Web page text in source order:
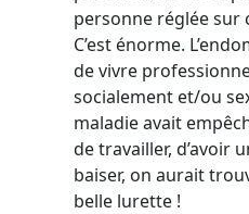
personne réglée sur
C’est énorme.
de vivre
socialement et/ou
maladie avait
de travailler, d’avoir
baiser, on aurait
belle lurette !